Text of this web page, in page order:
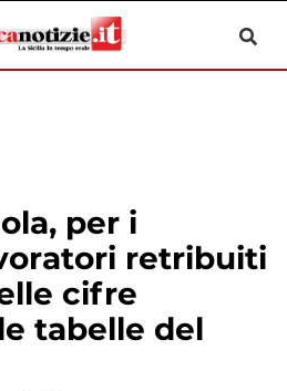
per i
retribuiti
cifre
tabelle del